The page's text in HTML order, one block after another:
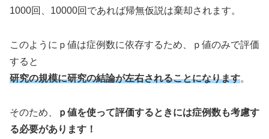
1000回、10000回であれば帰無仮説は棄却されます。
このようにｐ値は症例数に依存するため、ｐ値のみで評価
すると
研究の規模に研究の結論が左右されることになります。
そのため、
ｐ値を使って評価するときには症例数も考慮す
る必要があります！